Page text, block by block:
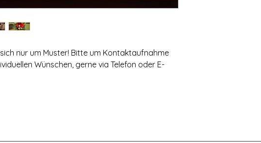
nur um Muster! Bitte um Kontaktaufnahme
Wünschen, gerne via Telefon oder E-